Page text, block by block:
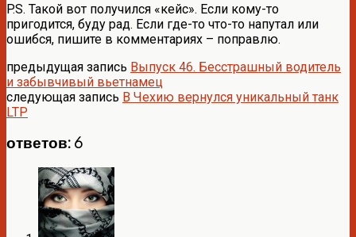
P.S. Такой вот получился «кейс». Если кому-то
пригодится, буду рад. Если где-то что-то напутал или
ошибся, пишите в комментариях – поправлю.
предыдущая запись Выпуск 46. Бесстрашный водитель
и забывчивый вьетнамец
следующая запись В Чехию вернулся уникальный танк
LTP
ответов: 6